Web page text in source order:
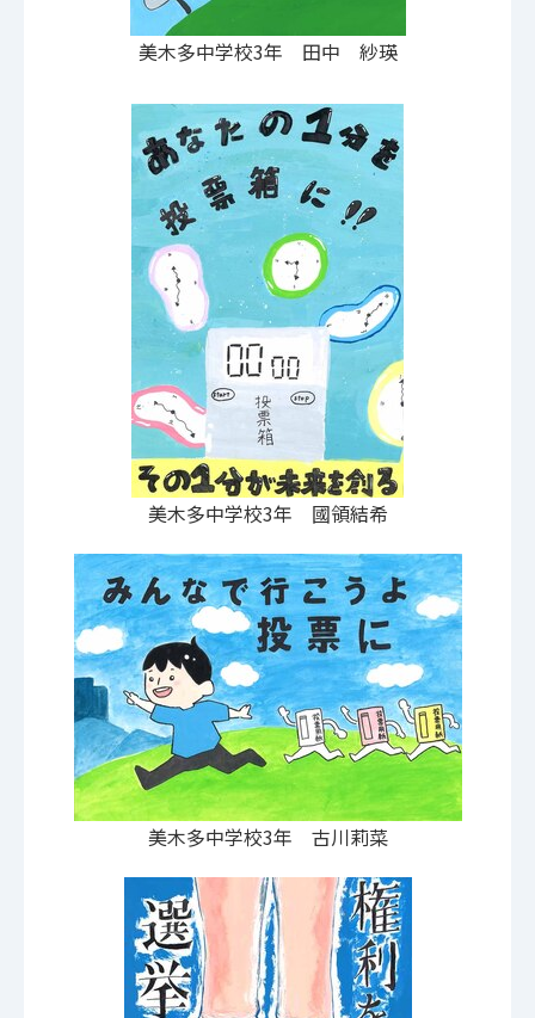
美木多中学校3年 田中 紗瑛
美木多中学校3年 國領結希
美木多中学校3年 古川莉菜